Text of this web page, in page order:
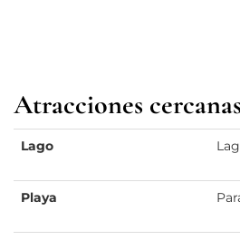
Atracciones cercanas
Lago
Playa